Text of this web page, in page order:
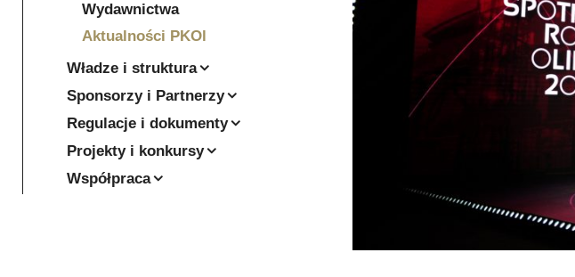
Wydawnictwa
Aktualności PKOl
Władze i struktura
Sponsorzy i Partnerzy
Regulacje i dokumenty
Projekty i konkursy
Współpraca